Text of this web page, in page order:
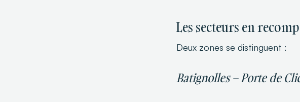
Les secteurs en
Deux zones se distinguent :
Batignolles – Porte de